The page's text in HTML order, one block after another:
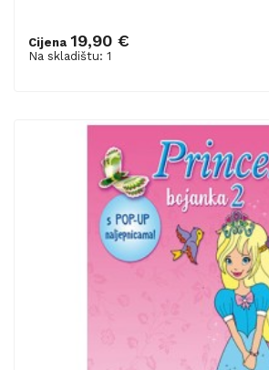
Cijena 19,90 €
Na skladištu: 1
Dodaj u košaricu